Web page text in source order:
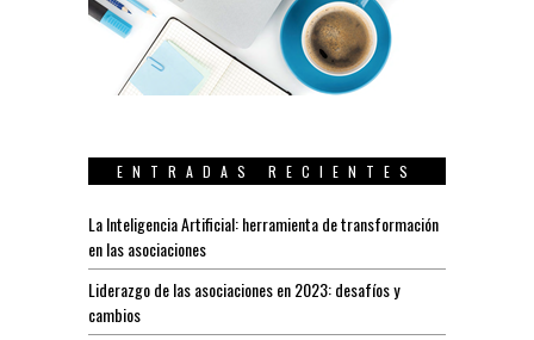
ENTRADAS RECIENTES
La Inteligencia Artificial: herramienta de transformación
en las asociaciones
Liderazgo de las asociaciones en 2023: desafíos y
cambios